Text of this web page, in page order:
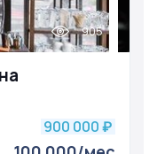
905
900 000 ₽